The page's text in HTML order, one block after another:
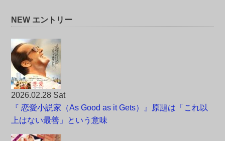
NEW エントリー
2026.02.28 Sat
『 恋愛小説家（As Good as it Gets）』原題は「これ以
上はない最善」という意味